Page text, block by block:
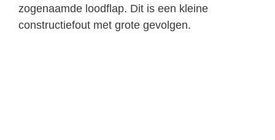
zogenaamde loodflap. Dit is een kleine
constructiefout met grote gevolgen.